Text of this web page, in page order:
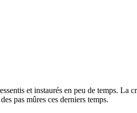
et instaurés en peu de temps. La
pas mûres ces derniers temps.